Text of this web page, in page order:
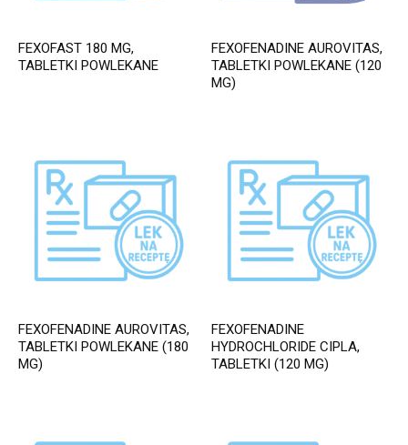
FEXOFAST 180 MG,
TABLETKI POWLEKANE
FEXOFENADINE AUROVITAS,
TABLETKI POWLEKANE (120
MG)
FEXOFENADINE AUROVITAS,
TABLETKI POWLEKANE (180
MG)
FEXOFENADINE
HYDROCHLORIDE CIPLA,
TABLETKI (120 MG)